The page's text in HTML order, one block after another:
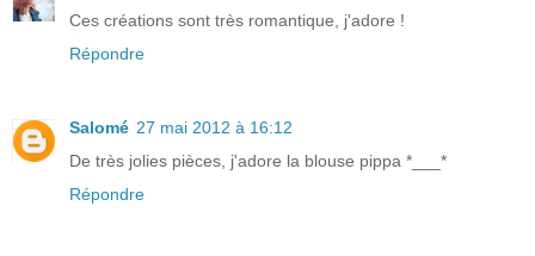
Ces créations sont très romantique, j'adore !
Répondre
Salomé 27 mai 2012 à 16:12
De très jolies pièces, j'adore la blouse pippa *___*
Répondre